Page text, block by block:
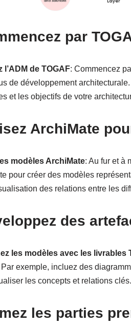
par
l’ADM de TOGAF: Commencez
de développement
et les objectifs de votre
ArchiMate
modèles ArchiMate: Au fur et à
pour créer des modèles
des relations entre les
des
les modèles avec les livrables
Par exemple, incluez des
les concepts et relations clés.
les parties